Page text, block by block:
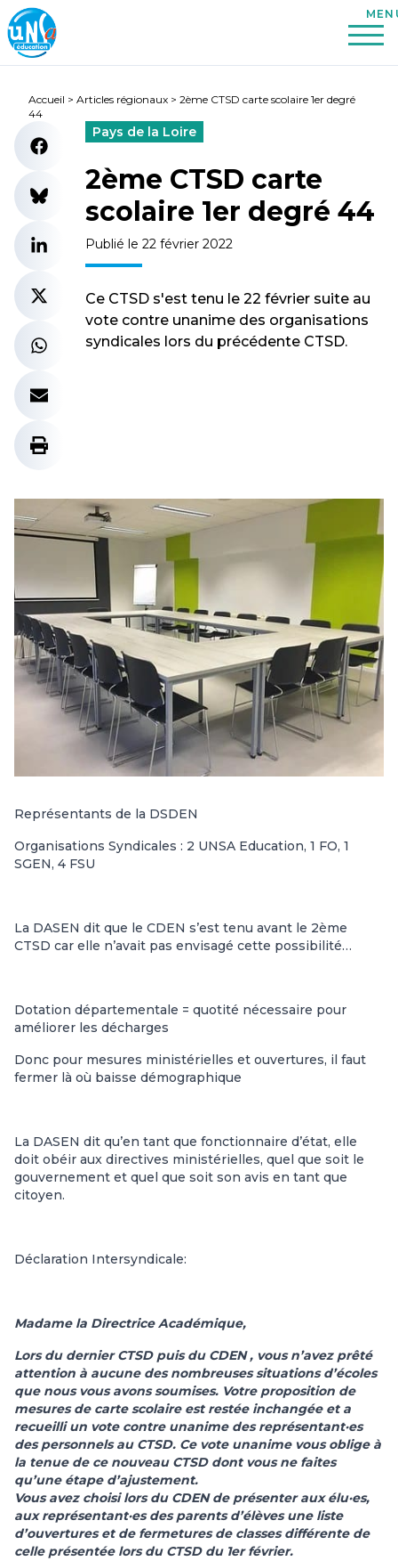
Accueil > Articles régionaux > 2ème CTSD carte scolaire 1er degré
44
Pays de la Loire
2ème CTSD carte
scolaire 1er degré 44
Publié le 22 février 2022
Ce CTSD s'est tenu le 22 février suite au
vote contre unanime des organisations
syndicales lors du précédente CTSD.
Représentants de la DSDEN
Organisations Syndicales : 2 UNSA Education, 1 FO, 1
SGEN, 4 FSU
La DASEN dit que le CDEN s’est tenu avant le 2ème
CTSD car elle n’avait pas envisagé cette possibilité…
Dotation départementale = quotité nécessaire pour
améliorer les décharges
Donc pour mesures ministérielles et ouvertures, il faut
fermer là où baisse démographique
La DASEN dit qu’en tant que fonctionnaire d’état, elle
doit obéir aux directives ministérielles, quel que soit le
gouvernement et quel que soit son avis en tant que
citoyen.
Déclaration Intersyndicale:
Madame la Directrice Académique,
Lors du dernier CTSD puis du CDEN , vous n’avez prêté
attention à aucune des nombreuses situations d’écoles
que nous vous avons soumises. Votre proposition de
mesures de carte scolaire est restée inchangée et a
recueilli un vote contre unanime des représentant·es
des personnels au CTSD. Ce vote unanime vous oblige à
la tenue de ce nouveau CTSD dont vous ne faites
qu’une étape d’ajustement.
Vous avez choisi lors du CDEN de présenter aux élu·es,
aux représentant·es des parents d’élèves une liste
d’ouvertures et de fermetures de classes différente de
celle présentée lors du CTSD du 1er février.